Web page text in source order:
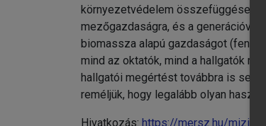
környezetvédelem összefüggéseit,
mezőgazdaságra, és a
biomassza alapú gazdaságot
mind az oktatók, mind a hallgatók
hallgatói megértést továbbra is
reméljük, hogy legalább olyan
Hivatkozás: https://mersz.hu/mizik-